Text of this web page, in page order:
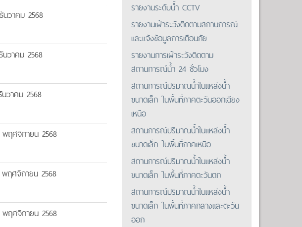
วาคม 2568
วาคม 2568
วาคม 2568
พฤศจิกายน 2568
พฤศจิกายน 2568
พฤศจิกายน 2568
รายงานระดับน้ำ CCTV
รายงานเฝ้าระวังติดตามสถานการณ์
และแจ้งข้อมูลการเตือนภัย
รายงานการเฝ้าระวังติดตาม
สถานการณ์น้ำ 24 ชั่วโมง
สถานการณ์ปริมาณน้ำในแหล่งน้ำ
ขนาดเล็ก ในพื้นที่ภาคตะวันออกเฉียง
เหนือ
สถานการณ์ปริมาณน้ำในแหล่งน้ำ
ขนาดเล็ก ในพื้นที่ภาคเหนือ
สถานการณ์ปริมาณน้ำในแหล่งน้ำ
ขนาดเล็ก ในพื้นที่ภาคตะวันตก
สถานการณ์ปริมาณน้ำในแหล่งน้ำ
ขนาดเล็ก ในพื้นที่ภาคกลางและตะวัน
ออก